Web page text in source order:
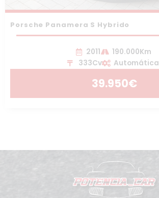
Porsche Panamera S Hybrido
2011
190.000Km
333Cv
Automática
39.950€